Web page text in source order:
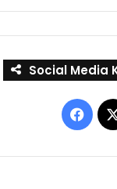
Social Media